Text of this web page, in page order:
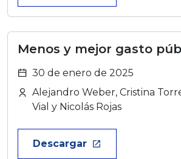
Menos y mejor gasto
30 de enero de 2025
Alejandro Weber, Cristina
Vial y Nicolás Rojas
Descargar launch